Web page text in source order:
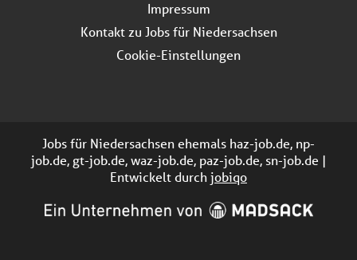
Impressum
Kontakt zu Jobs für Niedersachsen
Cookie-Einstellungen
Jobs für Niedersachsen ehemals haz-job.de, np-
job.de, gt-job.de, waz-job.de, paz-job.de, sn-job.de |
Entwickelt durchjobiqo